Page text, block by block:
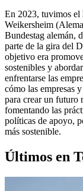
En 2023, tuvimos el
Weikersheim
Bundestag alemán,
parte de la gira del
objetivo era
sostenibles y
enfrentarse las
cómo las empresas
para crear un futuro
fomentando las
políticas de apoyo,
más sostenible.
Últimos en